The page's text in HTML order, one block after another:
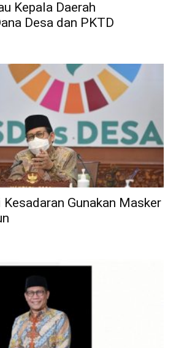
Kepala Daerah
Desa dan PKTD
Gunakan Masker